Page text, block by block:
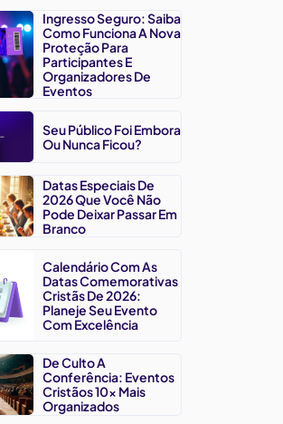
Ingresso Seguro: Saiba
Como Funciona A Nova
Proteção Para
Participantes E
Organizadores De
Eventos
Seu Público Foi Embora
Ou Nunca Ficou?
Datas Especiais De
2026 Que Você Não
Pode Deixar Passar Em
Branco
Calendário Com As
Datas Comemorativas
Cristãs De 2026:
Planeje Seu Evento
Com Excelência
De Culto A
Conferência: Eventos
Cristãos 10x Mais
Organizados